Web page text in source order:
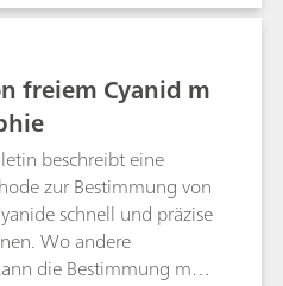
Bestimmung
in Wasserproben; TDS
Konduktometrische
freiem Cyanid m
beschreibt eine
zur Bestimmung von
schnell und präzise
Wo andere
die Bestimmung mit